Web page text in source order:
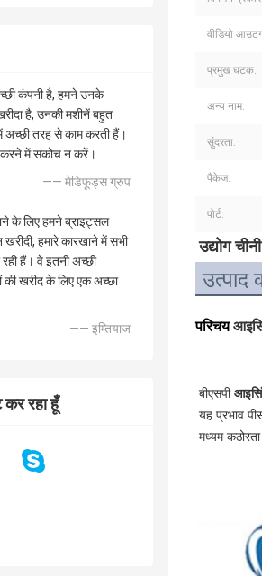
कंपनी है, हमने उनके
खरीदा है, उनकी मशीनें बहुत
अच्छी तरह से काम करती हैं।
में संकोच न करें।
—— मेडिफूड्स ग्रुप
के लिए हमने ब्राइट्सल
खरीदी, हमारे कारखाने में सभी
हैं। वे इतनी अच्छी
की खरीद के लिए एक अच्छा
—— इम्तियाज
रहा हूँ
वीडियो
प्रमुख घटक:
अन्य नाम:
सुंदरता:
पैकेज:
पोर्ट:
उद्योग
उत्पाद
परिचय
बीएसपी
यह प्रभाव
मध्यम